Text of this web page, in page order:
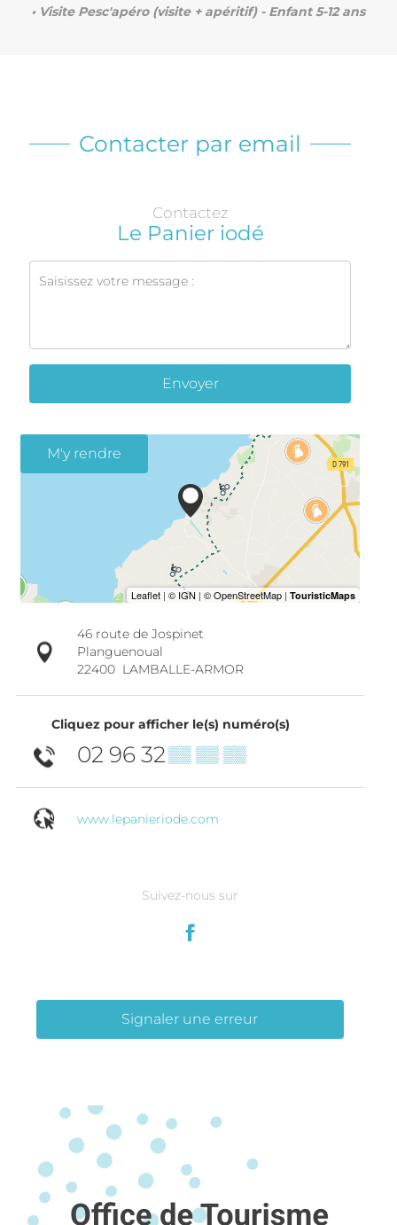
• Visite Pesc'apéro (visite + apéritif) - Enfant 5-12 ans
Contacter par email
Contactez
Le Panier iodé
Envoyer
M'y rendre
46 route de Jospinet
Planguenoual
22400 LAMBALLE-ARMOR
Cliquez pour afficher le(s) numéro(s)
02 96 32▒▒ ▒▒ ▒▒
www.lepanieriode.com
Suivez-nous sur
Signaler une erreur